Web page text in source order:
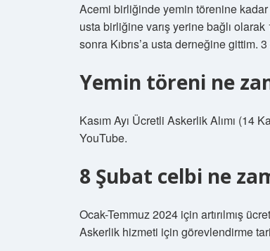
Acemi birliğinde yemin törenine
usta birliğine varış yerine bağlı
sonra Kıbrıs’a usta derneğine gittim.
Yemin töreni ne
Kasım Ayı Ücretli Askerlik Alımı (14
YouTube.
8 Şubat celbi ne
Ocak-Temmuz 2024 için artırılmış
Askerlik hizmeti için görevlendirme